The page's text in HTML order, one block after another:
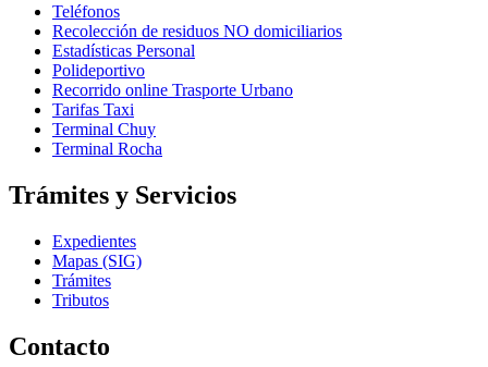
Teléfonos
Recolección de residuos NO domiciliarios
Estadísticas Personal
Polideportivo
Recorrido online Trasporte Urbano
Tarifas Taxi
Terminal Chuy
Terminal Rocha
Trámites y Servicios
Expedientes
Mapas (SIG)
Trámites
Tributos
Contacto